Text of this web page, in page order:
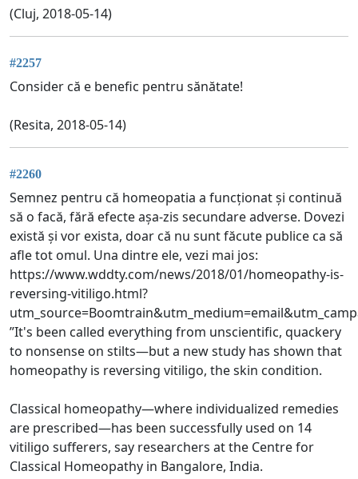
(Cluj, 2018-05-14)
#2257
Consider că e benefic pentru sănătate!
(Resita, 2018-05-14)
#2260
Semnez pentru că homeopatia a funcționat și continuă
să o facă, fără efecte așa-zis secundare adverse. Dovezi
există și vor exista, doar că nu sunt făcute publice ca să
afle tot omul. Una dintre ele, vezi mai jos:
https://www.wddty.com/news/2018/01/homeopathy-is-
reversing-vitiligo.html?
”It's been called everything from unscientific, quackery
to nonsense on stilts—but a new study has shown that
homeopathy is reversing vitiligo, the skin condition.
Classical homeopathy—where individualized remedies
are prescribed—has been successfully used on 14
vitiligo sufferers, say researchers at the Centre for
Classical Homeopathy in Bangalore, India.